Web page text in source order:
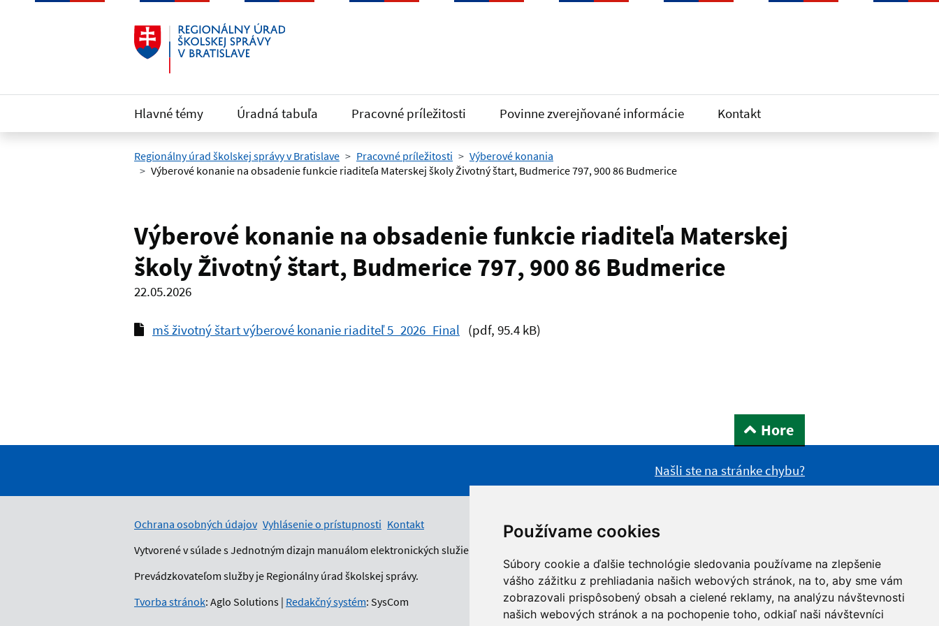
Používame cookies
Súbory cookie a ďalšie technológie sledovania používame na zlepšenie
vášho zážitku z prehliadania našich webových stránok, na to, aby sme vám
zobrazovali prispôsobený obsah a cielené reklamy, na analýzu návštevnosti
našich webových stránok a na pochopenie toho, odkiaľ naši návštevníci
Preskočiť na hlavný obsah
Hlavné témy Úradná tabuľa Pracovné príležitosti Povinne zverejňované informácie Kontakt
Regionálny úrad školskej správy v Bratislave Pracovné príležitosti
Výberové konania
Výberové konanie na obsadenie funkcie riaditeľa Materskej školy Životný štart, Budmerice 797, 900 86 Budmerice
Výberové konanie na obsadenie funkcie riaditeľa Materskej
školy Životný štart, Budmerice 797, 900 86 Budmerice
22.05.2026
mš životný štart výberové konanie riaditeľ 5_2026_Final (pdf, 95.4 kB)
Hore
Našli ste na stránke chybu?
Ochrana osobných údajov Vyhlásenie o prístupnosti Kontakt
Vytvorené v súlade s Jednotným dizajn manuálom elektronických služieb.
Prevádzkovateľom služby je Regionálny úrad školskej správy.
Tvorba stránok: Aglo Solutions | Redakčný systém: SysCom